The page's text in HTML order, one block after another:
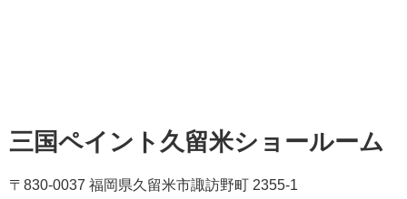
三国ペイント久留米ショールーム
〒830-0037 福岡県久留米市諏訪野町 2355-1